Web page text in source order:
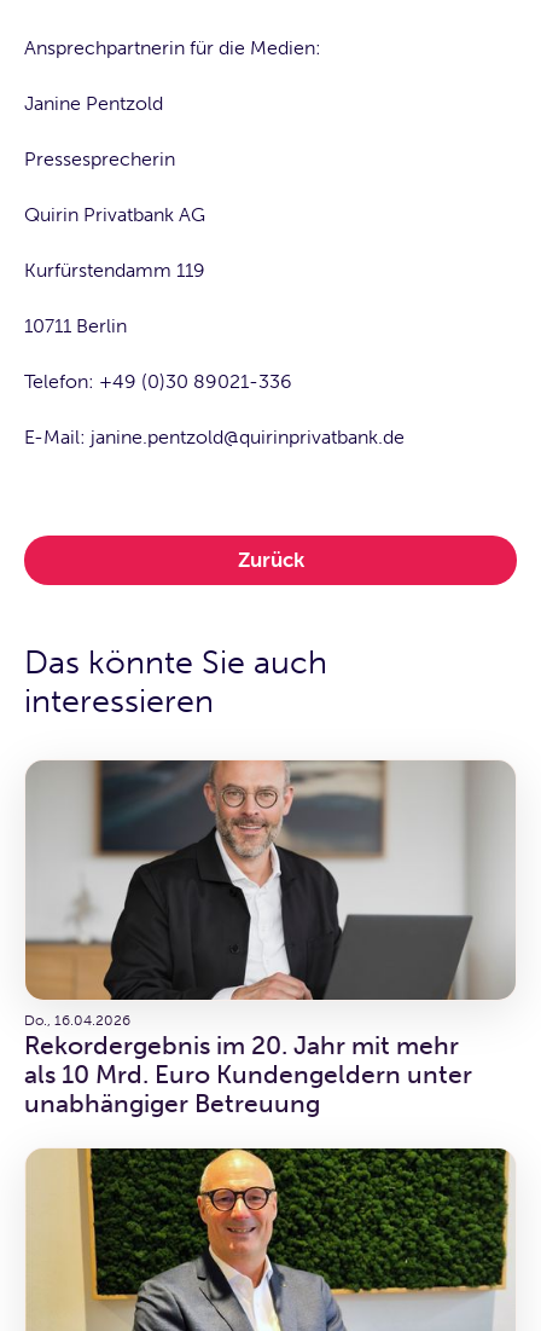
Ansprechpartnerin für die Medien:
Janine Pentzold
Pressesprecherin
Quirin Privatbank AG
Kurfürstendamm 119
10711 Berlin
Telefon: +49 (0)30 89021-336
E-Mail: janine.pentzold@quirinprivatbank.de
Zurück
Das könnte Sie auch
interessieren
Do., 16.04.2026
Rekordergebnis im 20. Jahr mit mehr
als 10 Mrd. Euro Kundengeldern unter
unabhängiger Betreuung